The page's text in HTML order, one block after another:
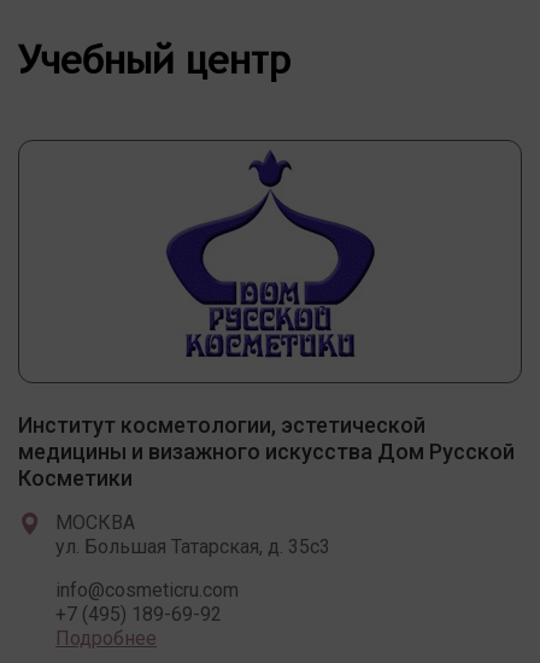
Учебный центр
Институт косметологии, эстетической
медицины и визажного искусства Дом Русской
Косметики
МОСКВА
ул. Большая Татарская, д. 35с3
info@cosmeticru.com
+7 (495) 189-69-92
Подробнее